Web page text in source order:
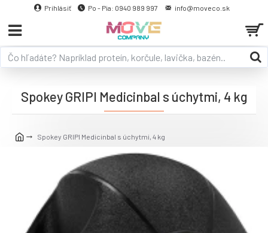
Prihlásiť Po - Pia: 0940 989 997 info@moveco.sk
Spokey GRIPI Medicinbal s úchytmi, 4 kg
Spokey GRIPI Medicinbal s úchytmi, 4 kg